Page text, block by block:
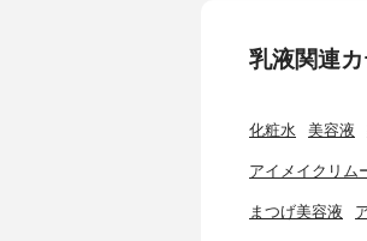
乳液関連
化粧水 美容液
アイメイクリム
まつげ美容液